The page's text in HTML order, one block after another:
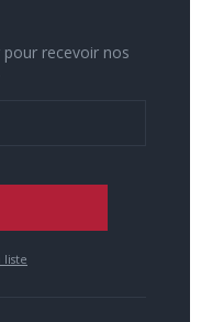
recevoir nos
liste